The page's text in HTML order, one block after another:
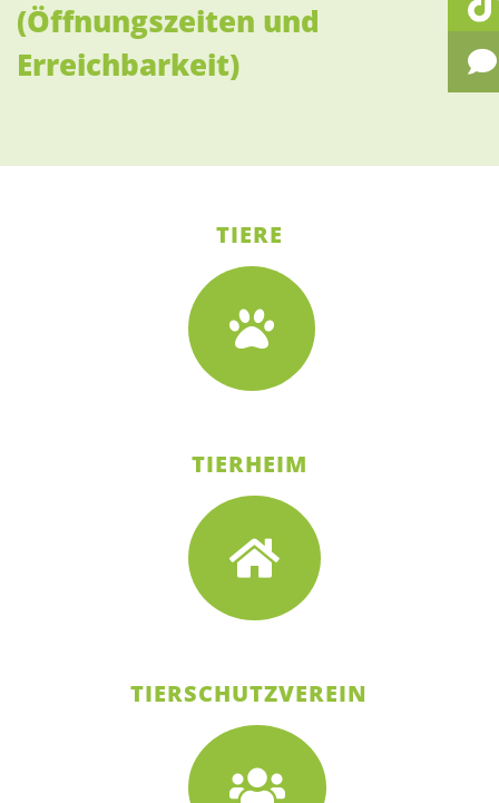
(Öffnungszeiten und
Erreichbarkeit)
TIERE
TIERHEIM
TIERSCHUTZVEREIN